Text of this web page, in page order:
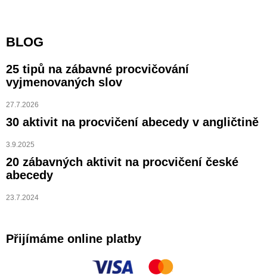
BLOG
25 tipů na zábavné procvičování
vyjmenovaných slov
27.7.2026
30 aktivit na procvičení abecedy v angličtině
3.9.2025
20 zábavných aktivit na procvičení české
abecedy
23.7.2024
Přijímáme online platby